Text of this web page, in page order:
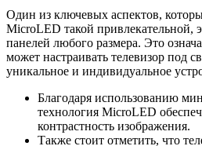
Один из ключевых аспектов,
MicroLED такой привлекательной,
панелей любого размера. Это
может настраивать телевизор под
уникальное и индивидуальное
Благодаря использованию
технология MicroLED
контрастность изображения.
Также стоит отметить, что